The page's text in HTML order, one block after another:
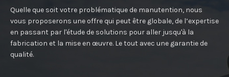
Quelle que soit votre problématique de manutention, nous
vous proposerons une offre qui peut être globale, de l’expertise
en passant par l'étude de solutions pour aller jusqu'à la
fabrication et la mise en œuvre. Le tout avec une garantie de
qualité.